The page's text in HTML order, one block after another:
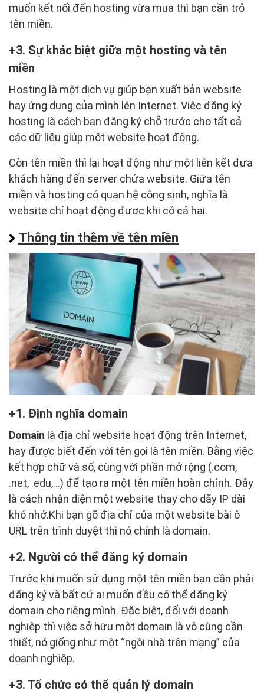
muốn kết nối đến hosting vừa mua thì bạn cần trỏ
tên miền.
3. Sự khác biệt giữa một hosting và tên
miền
Hosting là một dịch vụ giúp bạn xuất bản website
hay ứng dụng của mình lên Internet. Việc đăng ký
hosting là cách bạn đăng ký chỗ trước cho tất cả
các dữ liệu giúp một website hoạt động.
Còn tên miền thì lại hoạt động như một liên kết đưa
khách hàng đến server chứa website. Giữa tên
miền và hosting có quan hệ công sinh, nghĩa là
website chỉ hoạt động được khi có cả hai.
Thông tin thêm về tên miền
1. Định nghĩa domain
Domain là địa chỉ website hoạt động trên Internet,
hay được biết đến với tên gọi là tên miền. Bằng việc
kết hợp chữ và số, cùng với phần mở rộng (.com,
.net, .edu,...) để tạo ra một tên miền hoàn chỉnh. Đây
là cách nhận diện một website thay cho dãy IP dài
khó nhớ.Khi bạn gõ địa chỉ của một website bài ô
URL trên trình duyệt thì nó chính là domain.
2. Người có thể đăng ký domain
Trước khi muốn sử dụng một tên miền bạn cần phải
đăng ký và bất cứ ai muốn đều có thể đăng ký
domain cho riêng mình. Đặc biệt, đối với doanh
nghiệp thì việc sở hữu một domain là vô cùng cần
thiết, nó giống như một “ngôi nhà trên mạng” của
doanh nghiệp.
3. Tổ chức có thể quản lý domain